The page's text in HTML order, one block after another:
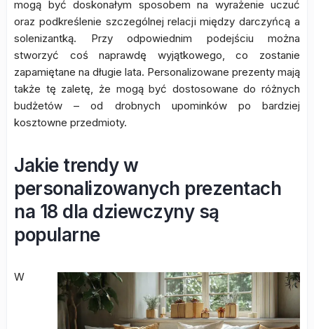
mogą być doskonałym sposobem na wyrażenie uczuć
oraz podkreślenie szczególnej relacji między darczyńcą a
solenizantką. Przy odpowiednim podejściu można
stworzyć coś naprawdę wyjątkowego, co zostanie
zapamiętane na długie lata. Personalizowane prezenty mają
także tę zaletę, że mogą być dostosowane do różnych
budżetów – od drobnych upominków po bardziej
kosztowne przedmioty.
Jakie trendy w
personalizowanych prezentach
na 18 dla dziewczyny są
popularne
W